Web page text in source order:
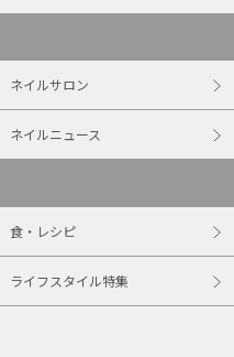
ネイルサロン
ネイルニュース
食・レシピ
ライフスタイル特集